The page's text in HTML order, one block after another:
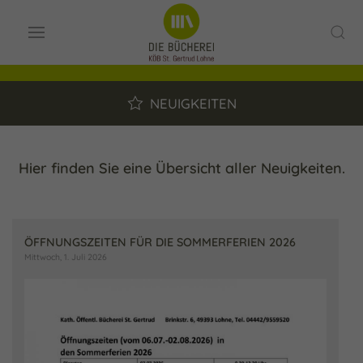
NEUIGKEITEN
Hier finden Sie eine Übersicht aller Neuigkeiten.
ÖFFNUNGSZEITEN FÜR DIE SOMMERFERIEN 2026
Mittwoch, 1. Juli 2026